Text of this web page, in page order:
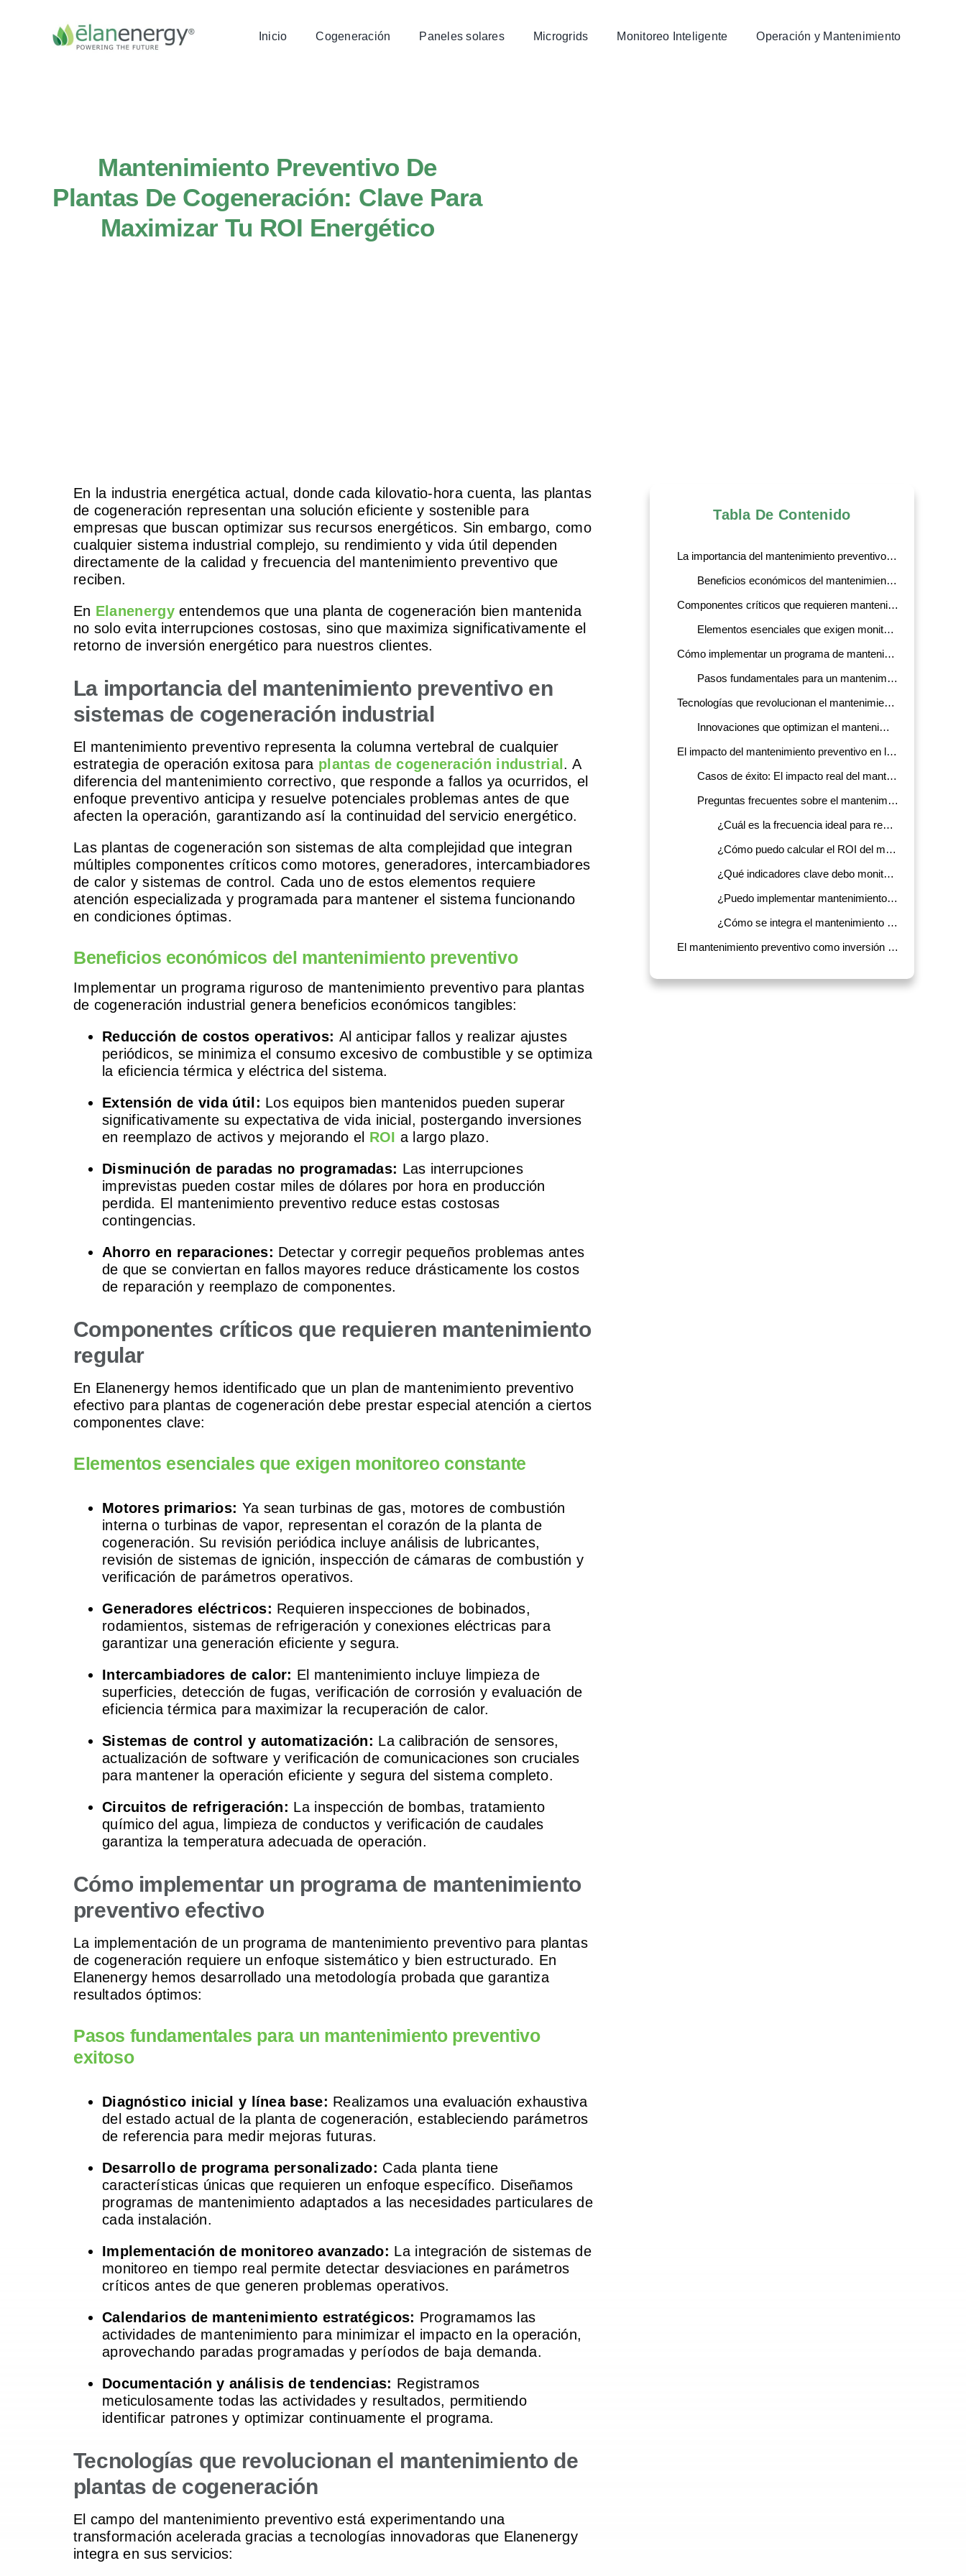
Inicio Cogeneración Paneles solares Microgrids Monitoreo Inteligente Operación y Mantenimiento
Mantenimiento Preventivo De
Plantas De Cogeneración: Clave Para
Maximizar Tu ROI Energético
En la industria energética actual, donde cada kilovatio-hora cuenta, las plantas
de cogeneración representan una solución eficiente y sostenible para
empresas que buscan optimizar sus recursos energéticos. Sin embargo, como
cualquier sistema industrial complejo, su rendimiento y vida útil dependen
directamente de la calidad y frecuencia del mantenimiento preventivo que
reciben.
En Elanenergyentendemos que una planta de cogeneración bien mantenida
no solo evita interrupciones costosas, sino que maximiza significativamente el
retorno de inversión energético para nuestros clientes.
La importancia del mantenimiento preventivo en
sistemas de cogeneración industrial
El mantenimiento preventivo representa la columna vertebral de cualquier
estrategia de operación exitosa para plantas de cogeneración industrial . A
diferencia del mantenimiento correctivo, que responde a fallos ya ocurridos, el
enfoque preventivo anticipa y resuelve potenciales problemas antes de que
afecten la operación, garantizando así la continuidad del servicio energético.
Las plantas de cogeneración son sistemas de alta complejidad que integran
múltiples componentes críticos como motores, generadores, intercambiadores
de calor y sistemas de control. Cada uno de estos elementos requiere
atención especializada y programada para mantener el sistema funcionando
en condiciones óptimas.
Beneficios económicos del mantenimiento preventivo
Implementar un programa riguroso de mantenimiento preventivo para plantas
de cogeneración industrial genera beneficios económicos tangibles:
Reducción de costos operativos: Al anticipar fallos y realizar ajustes
periódicos, se minimiza el consumo excesivo de combustible y se optimiza
la eficiencia térmica y eléctrica del sistema.
Extensión de vida útil: Los equipos bien mantenidos pueden superar
significativamente su expectativa de vida inicial, postergando inversiones
en reemplazo de activos y mejorando el ROI a largo plazo.
Disminución de paradas no programadas: Las interrupciones
imprevistas pueden costar miles de dólares por hora en producción
perdida. El mantenimiento preventivo reduce estas costosas
contingencias.
Ahorro en reparaciones: Detectar y corregir pequeños problemas antes
de que se conviertan en fallos mayores reduce drásticamente los costos
de reparación y reemplazo de componentes.
Componentes críticos que requieren mantenimiento
regular
En Elanenergy hemos identificado que un plan de mantenimiento preventivo
efectivo para plantas de cogeneración debe prestar especial atención a ciertos
componentes clave:
Elementos esenciales que exigen monitoreo constante
Motores primarios: Ya sean turbinas de gas, motores de combustión
interna o turbinas de vapor, representan el corazón de la planta de
cogeneración. Su revisión periódica incluye análisis de lubricantes,
revisión de sistemas de ignición, inspección de cámaras de combustión y
verificación de parámetros operativos.
Generadores eléctricos: Requieren inspecciones de bobinados,
rodamientos, sistemas de refrigeración y conexiones eléctricas para
garantizar una generación eficiente y segura.
Intercambiadores de calor: El mantenimiento incluye limpieza de
superficies, detección de fugas, verificación de corrosión y evaluación de
eficiencia térmica para maximizar la recuperación de calor.
Sistemas de control y automatización: La calibración de sensores,
actualización de software y verificación de comunicaciones son cruciales
para mantener la operación eficiente y segura del sistema completo.
Circuitos de refrigeración: La inspección de bombas, tratamiento
químico del agua, limpieza de conductos y verificación de caudales
garantiza la temperatura adecuada de operación.
Cómo implementar un programa de mantenimiento
preventivo efectivo
La implementación de un programa de mantenimiento preventivo para plantas
de cogeneración requiere un enfoque sistemático y bien estructurado. En
Elanenergy hemos desarrollado una metodología probada que garantiza
resultados óptimos:
Pasos fundamentales para un mantenimiento preventivo
exitoso
Diagnóstico inicial y línea base: Realizamos una evaluación exhaustiva
del estado actual de la planta de cogeneración, estableciendo parámetros
de referencia para medir mejoras futuras.
Desarrollo de programa personalizado: Cada planta tiene
características únicas que requieren un enfoque específico. Diseñamos
programas de mantenimiento adaptados a las necesidades particulares de
cada instalación.
Implementación de monitoreo avanzado: La integración de sistemas de
monitoreo en tiempo real permite detectar desviaciones en parámetros
críticos antes de que generen problemas operativos.
Calendarios de mantenimiento estratégicos: Programamos las
actividades de mantenimiento para minimizar el impacto en la operación,
aprovechando paradas programadas y períodos de baja demanda.
Documentación y análisis de tendencias: Registramos
meticulosamente todas las actividades y resultados, permitiendo
identificar patrones y optimizar continuamente el programa.
Tecnologías que revolucionan el mantenimiento de
plantas de cogeneración
El campo del mantenimiento preventivo está experimentando una
transformación acelerada gracias a tecnologías innovadoras que Elanenergy
integra en sus servicios:
Tabla De Contenido
La importancia del mantenimiento preventivo en sistemas de cogeneración industrial
Beneficios económicos del mantenimiento preventivo
Componentes críticos que requieren mantenimiento regular
Elementos esenciales que exigen monitoreo constante
Cómo implementar un programa de mantenimiento preventivo efectivo
Pasos fundamentales para un mantenimiento preventivo exitoso
Tecnologías que revolucionan el mantenimiento de plantas de cogeneración
Innovaciones que optimizan el mantenimiento preventivo
El impacto del mantenimiento preventivo en la sostenibilidad y eficiencia energética
Casos de éxito: El impacto real del mantenimiento preventivo
Preguntas frecuentes sobre el mantenimiento preventivo de plantas de cogeneración
¿Cuál es la frecuencia ideal para realizar mantenimiento preventivo en una planta de cogeneración industrial?
¿Cómo puedo calcular el ROI del mantenimiento preventivo en mi planta de cogeneración?
¿Qué indicadores clave debo monitorear para evaluar la salud de mi planta de cogeneración?
¿Puedo implementar mantenimiento preventivo en plantas de cogeneración ya existentes o solo es viable en instalaciones nuevas?
¿Cómo se integra el mantenimiento preventivo con las garantías del fabricante en plantas de cogeneración nuevas?
El mantenimiento preventivo como inversión estratégica